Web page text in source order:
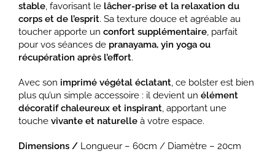
stable, favorisant le lâcher-prise et la relaxation du
corps et de l’esprit. Sa texture douce et agréable au
toucher apporte un confort supplémentaire, parfait
pour vos séances de pranayama, yin yoga ou
récupération après l’effort.
Avec son imprimé végétal éclatant, ce bolster est bien
plus qu’un simple accessoire : il devient un élément
décoratif chaleureux et inspirant, apportant une
touche vivante et naturelle à votre espace.
Dimensions / Longueur – 60cm / Diamètre – 20cm